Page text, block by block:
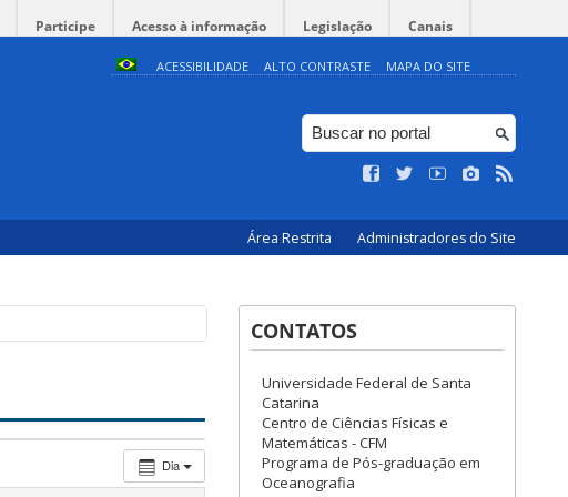
Participe Acesso à informação Legislação Canais
ACESSIBILIDADE ALTO CONTRASTE MAPA DO SITE
Área Restrita Administradores do Site
Dia
CONTATOS
Universidade Federal de Santa
Catarina
Centro de Ciências Físicas e
Matemáticas - CFM
Programa de Pós-graduação em
Oceanografia